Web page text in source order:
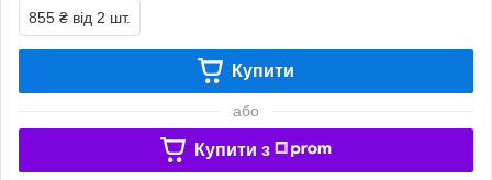
855 ₴ від 2 шт.
Купити
або
Купити з